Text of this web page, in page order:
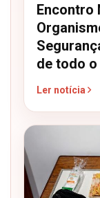
Encontro
de todo o
Ler notícia